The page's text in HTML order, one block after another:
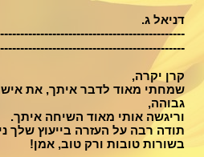
דניאל ג.
קרן יקרה,
שמחתי מאוד לדבר איתך, את
גבוהה,
וריגשה אותי מאוד השיחה איתך.
תודה רבה על העזרה בייעוץ שלך
בשורות טובות ורק טוב, אמן!